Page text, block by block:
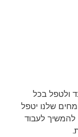
ולטפל בכל
שלנו יטפל
להמשיך לעבוד